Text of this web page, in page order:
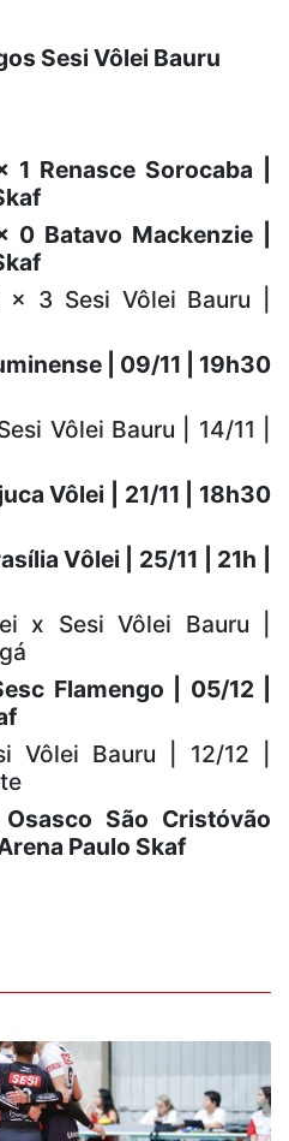
Sesi Vôlei Bauru
Renasce Sorocaba |
Batavo Mackenzie |
3 Sesi Vôlei Bauru |
| 09/11 | 19h30
Vôlei Bauru | 14/11 |
Vôlei | 21/11 | 18h30
Vôlei | 25/11 | 21h |
x Sesi Vôlei Bauru |
Flamengo | 05/12 |
Vôlei Bauru | 12/12 |
São Cristóvão
Paulo Skaf